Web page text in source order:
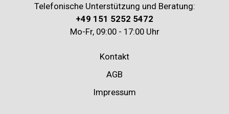
Telefonische Unterstützung und Beratung:
+49 151 5252 5472
Mo-Fr, 09:00 - 17:00 Uhr
Kontakt
AGB
Impressum